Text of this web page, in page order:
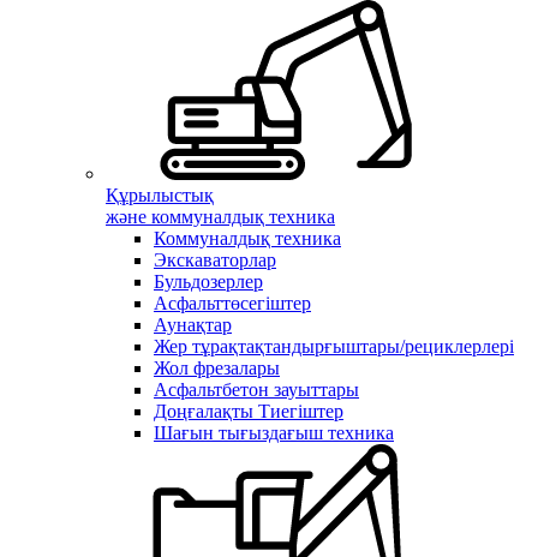
Құрылыстық
және коммуналдық техника
Коммуналдық техника
Экскаваторлар
Бульдозерлер
Асфальттөсегіштер
Аунақтар
Жер тұрақтақтандырғыштары/рециклерлері
Жол фрезалары
Асфальтбетон зауыттары
Доңғалақты Тиегіштер
Шағын тығыздағыш техника